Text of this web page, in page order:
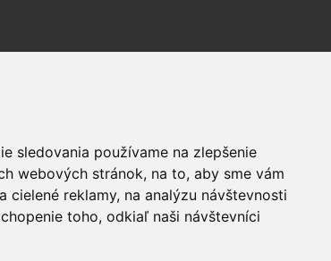
sledovania používame na zlepšenie
webových stránok, na to, aby sme vám
cielené reklamy, na analýzu návštevnosti
toho, odkiaľ naši návštevníci
zakázané.